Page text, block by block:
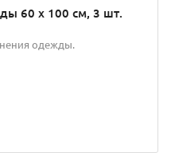
60 х 100 см, 3 шт.
одежды.